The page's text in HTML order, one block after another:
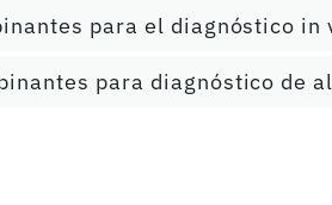
para el diagnóstico in
para diagnóstico de